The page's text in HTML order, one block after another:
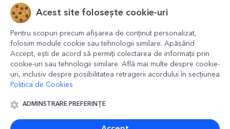
© 2016-2026 StarGift Romania,
contact@stargift.ro
Acest site folosește cookie-uri
Pentru scopuri precum afișarea de conținut personalizat,
folosim module cookie sau tehnologii similare. Apăsând
Accept, ești de acord să permiți colectarea de informații prin
cookie-uri sau tehnologii similare. Află mai multe despre cookie-
uri, inclusiv despre posibilitatea retragerii acordului în secțiunea
Politica de Cookies
ADMINSTRARE PREFERINȚE